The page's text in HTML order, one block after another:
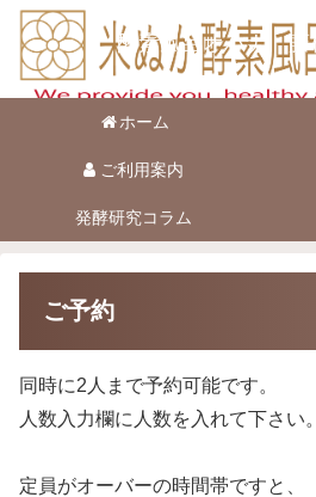
酵素風呂オハナ 藤
ホーム
ご利用案内
発酵研究コラム
ご予約
同時に2人まで予約可能です。
人数入力欄に人数を入れて下さい。
定員がオーバーの時間帯ですと、